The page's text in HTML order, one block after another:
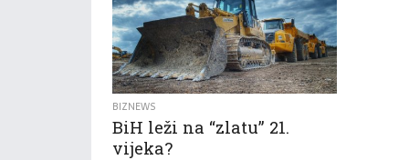
BIZNEWS
BiH leži na “zlatu” 21.
vijeka?